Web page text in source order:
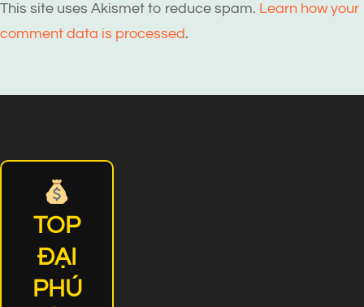
This site uses Akismet to reduce spam. Learn how your
comment data is processed.
TOP
ĐẠI
PHÚ